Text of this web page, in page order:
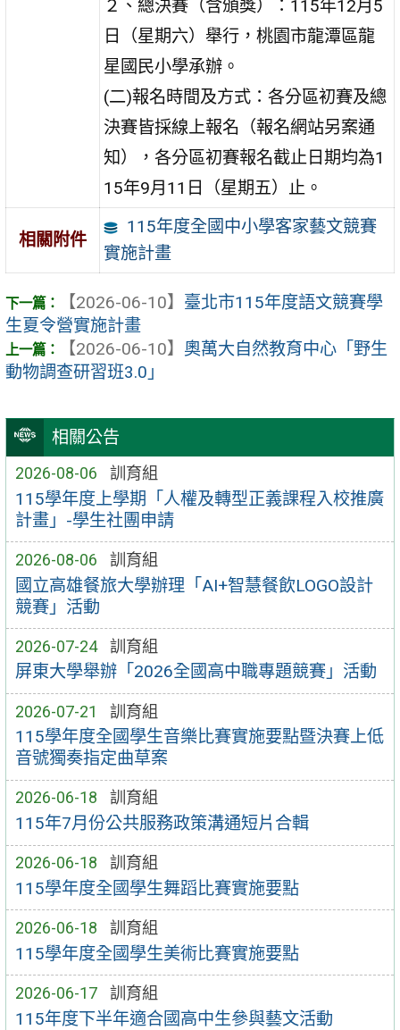
相關公告
2026-08-06 訓育組
115學年度上學期「人權及轉型正義課程入校推廣
計畫」-學生社團申請
2026-08-06 訓育組
國立高雄餐旅大學辦理「AI+智慧餐飲LOGO設計
競賽」活動
2026-07-24 訓育組
屏東大學舉辦「2026全國高中職專題競賽」活動
2026-07-21 訓育組
115學年度全國學生音樂比賽實施要點暨決賽上低
音號獨奏指定曲草案
2026-06-18 訓育組
115年7月份公共服務政策溝通短片合輯
2026-06-18 訓育組
115學年度全國學生舞蹈比賽實施要點
2026-06-18 訓育組
115學年度全國學生美術比賽實施要點
2026-06-17 訓育組
115年度下半年適合國高中生參與藝文活動
２、總決賽（含頒獎）：115年12月5
日（星期六）舉行，桃園市龍潭區龍
星國民小學承辦。
(二)報名時間及方式：各分區初賽及總
決賽皆採線上報名（報名網站另案通
知），各分區初賽報名截止日期均為1
15年9月11日（星期五）止。
相關附件
115年度全國中小學客家藝文競賽
實施計畫
【2026-06-10】 臺北市115年度語文競賽學
生夏令營實施計畫
【2026-06-10】 奧萬大自然教育中心「野生
動物調查研習班3.0」